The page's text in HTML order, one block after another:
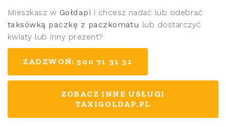
Mieszkasz w Gołdapi i chcesz nadać lub odebrać
taksówką paczkę z paczkomatu lub dostarczyć
kwiaty lub inny prezent?
ZADZWOŃ: 500 71 31 31
ZOBACZ INNE USŁUGI
TAXIGOLDAP.PL